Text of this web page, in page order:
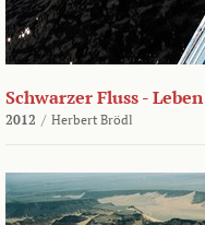
Schwarzer Fluss -
2012 / Herbert Brödl